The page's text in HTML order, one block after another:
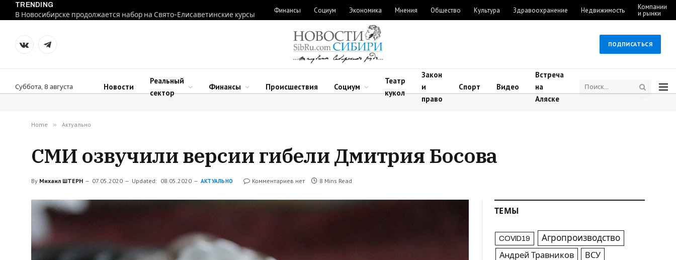
TRENDING
В Новосибирске продолжается набор на Свято-Елисаветинские курсы
Финансы Социум Экономика Мнения Общество Культура Здравоохранение Недвижимость Компании
и рынки
VKontakteTelegram
ПОДПИСАТЬСЯ
Суббота, 8 августа Новости
Реальный
сектор
Финансы Происшествия Социум
Театр
кукол
Закон
и
право
Спорт Видео
Встреча
на
Аляске
Home » Актуально
СМИ озвучили версии гибели Дмитрия Босова
By Михаил ШТЕРН 07.05.2020 Updated: 08.05.2020 АКТУАЛЬНО Комментариев нет 8 Mins Read
ТЕМЫ
COVID19 Агропроизводство
Андрей Травников ВСУ